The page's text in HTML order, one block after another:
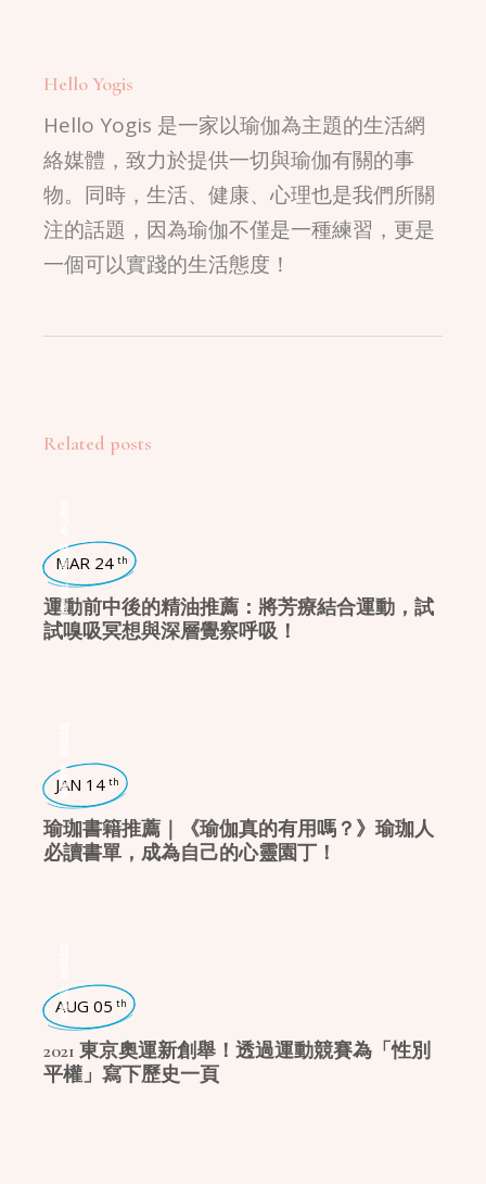
Hello Yogis
Hello Yogis 是一家以瑜伽為主題的生活網
絡媒體，致力於提供一切與瑜伽有關的事
物。同時，生活、健康、心理也是我們所關
注的話題，因為瑜伽不僅是一種練習，更是
一個可以實踐的生活態度！
Related posts
瑜珈生活
瑜珈話題
MAR 24 th
運動前中後的精油推薦：將芳療結合運動，試
試嗅吸冥想與深層覺察呼吸！
瑜珈哲學
JAN 14 th
瑜珈書籍推薦｜《瑜伽真的有用嗎？》瑜珈人
必讀書單，成為自己的心靈園丁！
瑜珈生活
AUG 05 th
2021 東京奧運新創舉！透過運動競賽為「性別
平權」寫下歷史一頁